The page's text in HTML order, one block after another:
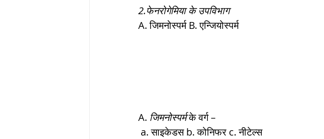
2.फेनरोगेमिया के उपविभाग
A. जिमनोस्पर्म B. एन्जियोस्पर्म
A. जिमनोस्पर्म के वर्ग –
a. साइकेडस b. कोनिफर c. नीटेल्स